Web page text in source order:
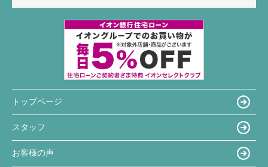
トップページ
スタッフ
お客様の声